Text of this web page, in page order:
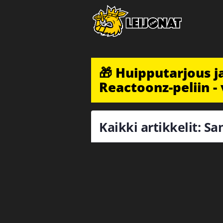
🎁 Huipputarjous
Reactoonz-peliin
Kaikki artikkelit: